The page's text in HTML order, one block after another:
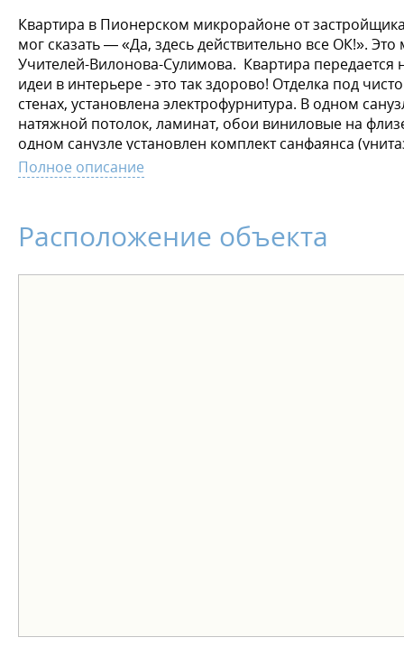
Квартира в Пионерском микрорайоне от
мог сказать — «Да, здесь действительно все ОК!».
Учителей-Вилонова-Сулимова. Квартира передается
идеи в интерьере - это так здорово! Отделка под
стенах, установлена электрофурнитура. В одном
натяжной потолок, ламинат, обои виниловые на
одном санузле установлен комплект санфаянса
округлой формы. Больше необычного — больше
новую квартиру был лёгким и комфортным,
Полное описание
Расположение объекта